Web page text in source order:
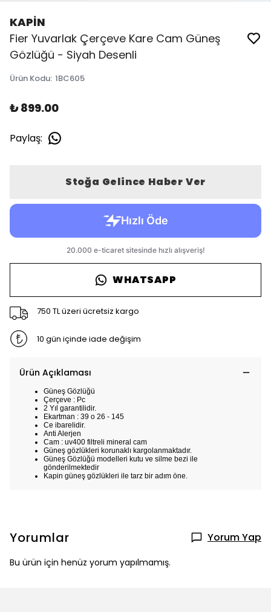
KAPİN
Fier Yuvarlak Çerçeve Kare Cam Güneş
Gözlüğü - Siyah Desenli
Ürün Kodu: 1BC605
₺ 899.00
Paylaş:
Stoğa Gelince Haber Ver
WHATSAPP
750 TL üzeri ücretsiz kargo
10 gün içinde iade değişim
Ürün Açıklaması
Güneş Gözlüğü
Çerçeve : Pc
2 Yıl garantilidir.
Ekartman : 39 o 26 - 145
Ce ibarelidir.
Anti Alerjen
Cam : uv400 filtreli mineral cam
Güneş gözlükleri korunaklı kargolanmaktadır.
Güneş Gözlüğü modelleri kutu ve silme bezi ile
gönderilmektedir
Kapin güneş gözlükleri ile tarz bir adım öne.
Yorumlar Yorum Yap
Bu ürün için henüz yorum yapılmamış.